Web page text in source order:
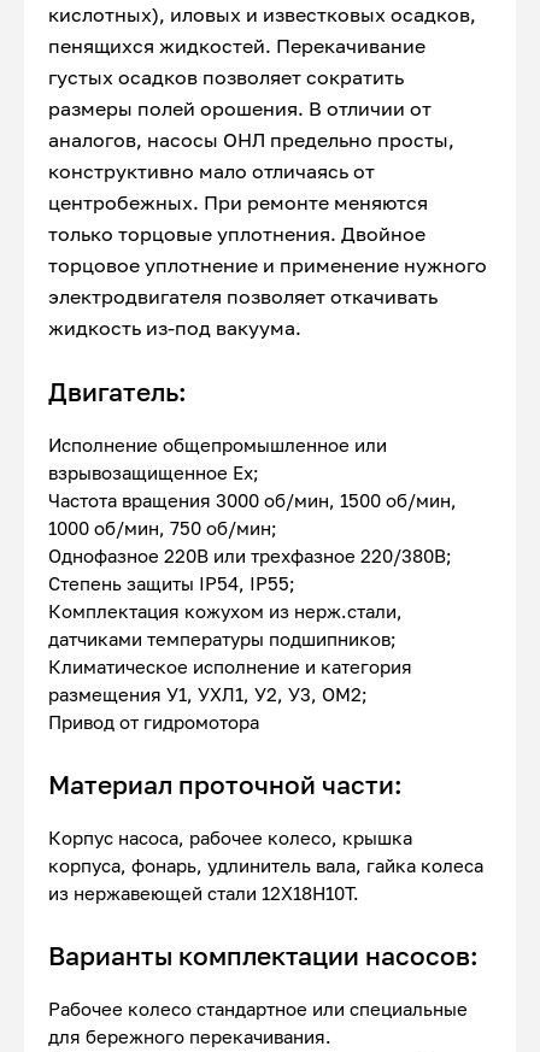
кислотных), иловых и известковых осадков,
пенящихся жидкостей. Перекачивание
густых осадков позволяет сократить
размеры полей орошения. В отличии от
аналогов, насосы ОНЛ предельно просты,
конструктивно мало отличаясь от
центробежных. При ремонте меняются
только торцовые уплотнения. Двойное
торцовое уплотнение и применение нужного
электродвигателя позволяет откачивать
жидкость из-под вакуума.
Двигатель:
Исполнение общепромышленное или
взрывозащищенное Ex;
Частота вращения 3000 об/мин, 1500 об/мин,
1000 об/мин, 750 об/мин;
Однофазное 220В или трехфазное 220/380В;
Степень защиты IP54, IP55;
Комплектация кожухом из нерж.стали,
датчиками температуры подшипников;
Климатическое исполнение и категория
размещения У1, УХЛ1, У2, У3, ОМ2;
Привод от гидромотора
Материал проточной части:
Корпус насоса, рабочее колесо, крышка
корпуса, фонарь, удлинитель вала, гайка колеса
из нержавеющей стали 12Х18Н10Т.
Варианты комплектации насосов:
Рабочее колесо стандартное или специальные
для бережного перекачивания.